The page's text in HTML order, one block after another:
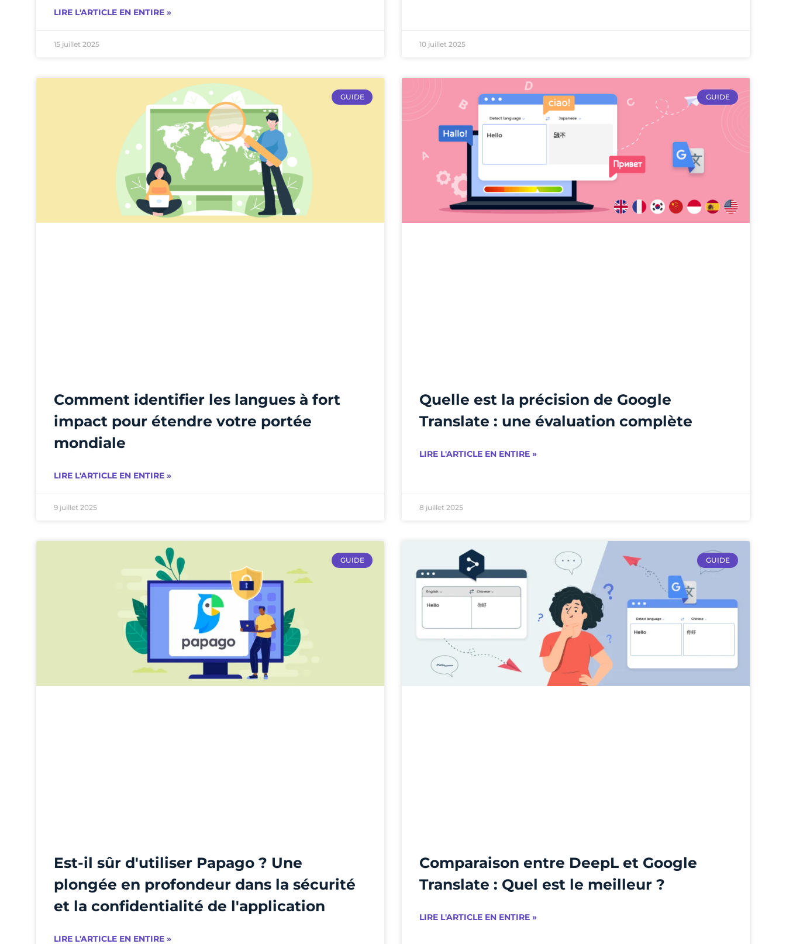
LIRE L'ARTICLE EN ENTIRE »
15 juillet 2025 10 juillet 2025
GUIDE
Comment identifier les langues à fort
impact pour étendre votre portée
mondiale
LIRE L'ARTICLE EN ENTIRE »
9 juillet 2025
GUIDE
Quelle est la précision de Google
Translate : une évaluation complète
LIRE L'ARTICLE EN ENTIRE »
8 juillet 2025
GUIDE
Est-il sûr d'utiliser Papago ? Une
plongée en profondeur dans la sécurité
et la confidentialité de l'application
LIRE L'ARTICLE EN ENTIRE »
GUIDE
Comparaison entre DeepL et Google
Translate : Quel est le meilleur ?
LIRE L'ARTICLE EN ENTIRE »